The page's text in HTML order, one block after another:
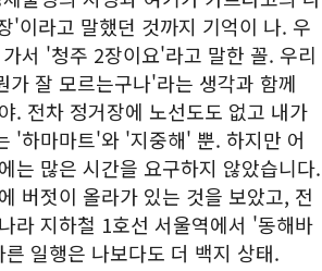
'이라고 말했던 것까지 기억이 나. 우
서 '청주 2장이요'라고 말한 꼴. 우리
잘 모르는구나'라는 생각과 함께
. 전차 정거장에 노선도도 없고 내가
'하마마트'와 '지중해' 뿐. 하지만 어
는 많은 시간을 요구하지 않았습니다.
버젓이 올라가 있는 것을 보았고, 전
라 지하철 1호선 서울역에서 '동해바
일행은 나보다도 더 백지 상태.